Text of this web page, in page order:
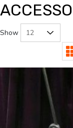
Show